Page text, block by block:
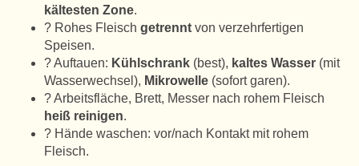
kältesten Zone.
? Rohes Fleisch getrennt von verzehrfertigen
Speisen.
? Auftauen: Kühlschrank (best), kaltes Wasser (mit
Wasserwechsel), Mikrowelle (sofort garen).
? Arbeitsfläche, Brett, Messer nach rohem Fleisch
heiß reinigen.
? Hände waschen: vor/nach Kontakt mit rohem
Fleisch.